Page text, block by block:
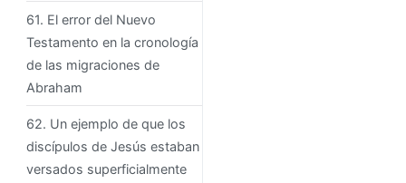
61. El error del Nuevo
Testamento en la cronología
de las migraciones de
Abraham
62. Un ejemplo de que los
discípulos de Jesús estaban
versados ​​superficialmente